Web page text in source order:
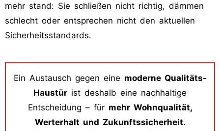
mehr stand: Sie schließen nicht richtig, dämmen
schlecht oder entsprechen nicht den aktuellen
Sicherheitsstandards.
Ein Austausch gegen eine moderne Qualitäts-
Haustür ist deshalb eine nachhaltige
Entscheidung – für mehr Wohnqualität,
Werterhalt und Zukunftssicherheit.